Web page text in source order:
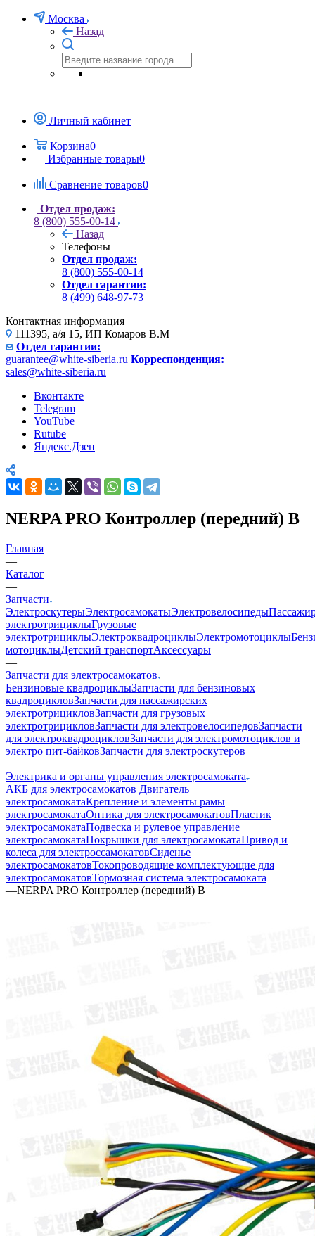
Москва
Назад
Личный кабинет
Корзина0
Избранные товары0
Сравнение товаров0
Отдел продаж:
8 (800) 555-00-14
Назад
Телефоны
Отдел продаж:
8 (800) 555-00-14
Отдел гарантии:
8 (499) 648-97-73
Контактная информация
111395, а/я 15, ИП Комаров В.М
Отдел гарантии:
guarantee@white-siberia.ru Корреспонденция:
sales@white-siberia.ru
Вконтакте
Telegram
YouTube
Rutube
Яндекс.Дзен
NERPA PRO Контроллер (передний) B
Главная
—
Каталог
—
Запчасти
ЭлектроскутерыЭлектросамокатыЭлектровелосипеды
электротрициклыГрузовые
электротрициклыЭлектроквадроциклыЭлектромотоциклы
мотоциклыДетский транспортАксессуары
—
Запчасти для электросамокатов
Бензиновые квадроциклыЗапчасти для бензиновых
квадроцикловЗапчасти для пассажирских
электротрицикловЗапчасти для грузовых
электротрицикловЗапчасти для электровелосипедовЗапчасти
для электроквадроцикловЗапчасти для электромотоциклов и
электро пит-байковЗапчасти для электроскутеров
—
Электрика и органы управления электросамоката
АКБ для электросамокатов Двигатель
электросамокатаКрепление и элементы рамы
электросамокатаОптика для электросамокатовПластик
электросамокатаПодвеска и рулевое управление
электросамокатаПокрышки для электросамокатаПривод и
колеса для электроссамокатовСиденье
электросамокатовТокопроводящие комплектующие для
электросамокатовТормозная система электросамоката
—NERPA PRO Контроллер (передний) B